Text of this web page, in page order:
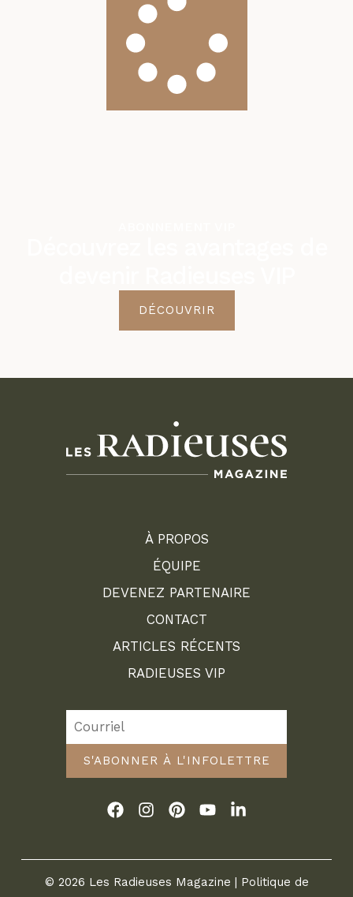
DÉCOUVRIR
À PROPOS
ÉQUIPE
DEVENEZ PARTENAIRE
CONTACT
ARTICLES RÉCENTS
RADIEUSES VIP
S'ABONNER À L'INFOLETTRE
© 2026 Les Radieuses Magazine | Politique de